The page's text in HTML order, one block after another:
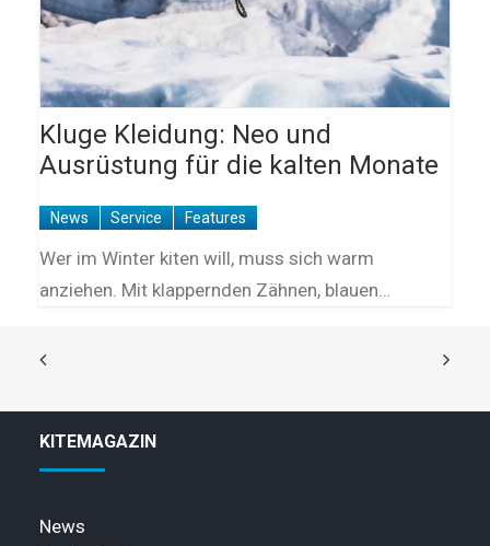
Kluge Kleidung: Neo und
Ausrüstung für die kalten Monate
News Service Features
Wer im Winter kiten will, muss sich warm
anziehen. Mit klappernden Zähnen, blauen…
KITEMAGAZIN
News